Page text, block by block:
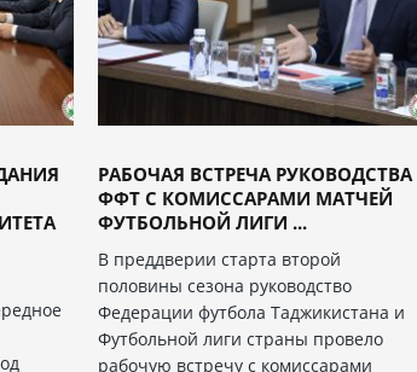
РАБОЧАЯ ВСТРЕЧА РУКОВОДСТВА
ФФТ С КОМИССАРАМИ МАТЧЕЙ
ФУТБОЛЬНОЙ ЛИГИ ...
В преддверии старта второй
половины сезона руководство
Федерации футбола Таджикистана и
Футбольной лиги страны провело
рабочую встречу с комиссарами